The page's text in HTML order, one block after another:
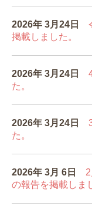
2026年 3月24 日
掲載しました。
2026年 3月24 日
た。
2026年 3月24 日
た。
2026年 3月 6 日
の報告を掲載しま